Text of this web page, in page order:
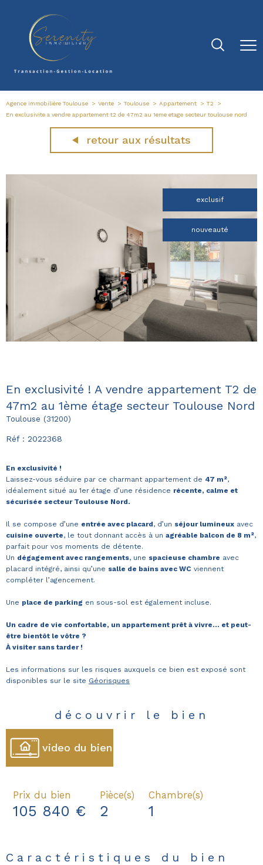
Agence immobilière Toulouse Vente Toulouse Appartement
T2
En exclusivite a vendre appartement t2 de 47m2 au 1eme etage secteur toulouse nord
retour aux résultats
exclusif
nouveauté
En exclusivité ! A vendre appartement T2 de
47m2 au 1ème étage secteur Toulouse Nord
Toulouse (31200)
Réf : 2022368
En exclusivité !
Laissez-vous séduire par ce charmant appartement de 47 m²,
idéalement situé au 1er étage d’une résidence récente, calme et
sécurisée secteur Toulouse Nord.
Il se compose d’une entrée avec placard, d’un séjour lumineux avec
cuisine ouverte, le tout donnant accès à un agréable balcon de 8 m²,
parfait pour vos moments de détente.
Un dégagement avec rangements, une spacieuse chambre avec
placard intégré, ainsi qu’une salle de bains avec WC viennent
compléter l’agencement.
Une place de parking en sous-sol est également incluse.
Un cadre de vie confortable, un appartement prêt à vivre... et peut-
être bientôt le vôtre ?
À visiter sans tarder !
Les informations sur les risques auxquels ce bien est exposé sont
disponibles sur le site Géorisques
découvrir le bien
video du bien
Prix du bien
105 840 €
Pièce(s)
2
Chambre(s)
1
Caractéristiques du bien